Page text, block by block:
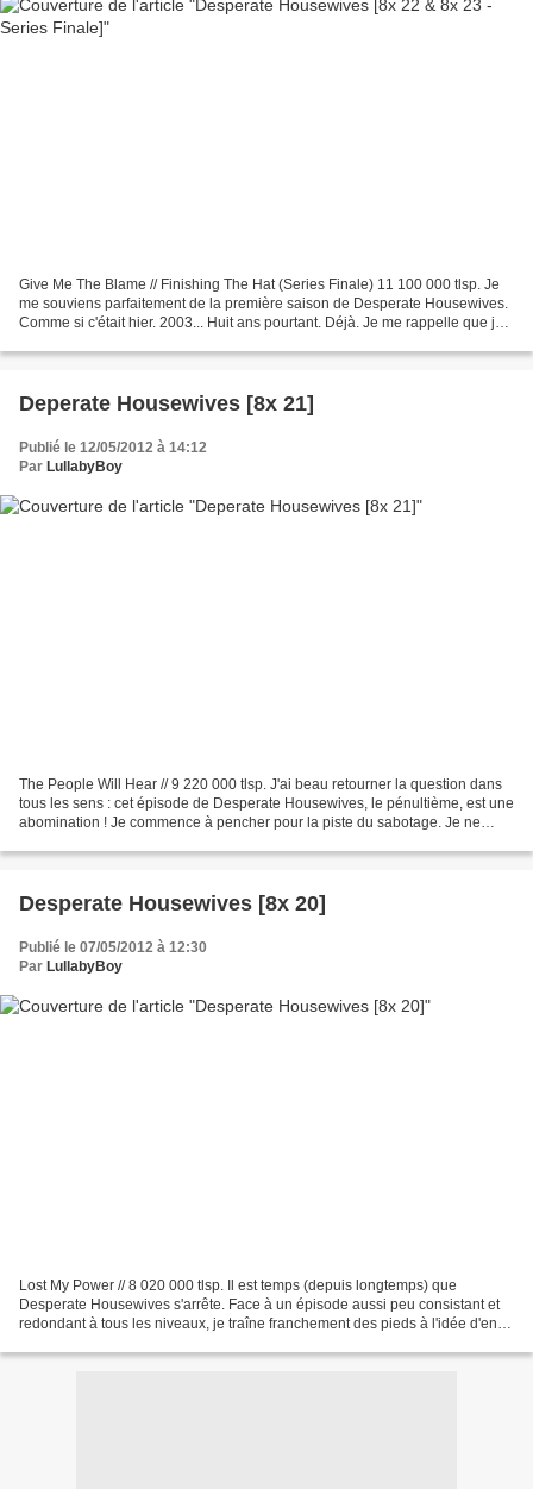
Give Me The Blame // Finishing The Hat (Series Finale) 11 100 000 tlsp. Je
me souviens parfaitement de la première saison de Desperate Housewives.
Comme si c'était hier. 2003... Huit ans pourtant. Déjà. Je me rappelle que je
Deperate Housewives [8x 21]
Publié le 12/05/2012 à 14:12
Par LullabyBoy
The People Will Hear // 9 220 000 tlsp. J'ai beau retourner la question dans
tous les sens : cet épisode de Desperate Housewives, le pénultième, est une
abomination ! Je commence à pencher pour la piste du sabotage. Je ne
Desperate Housewives [8x 20]
Publié le 07/05/2012 à 12:30
Par LullabyBoy
Lost My Power // 8 020 000 tlsp. Il est temps (depuis longtemps) que
Desperate Housewives s'arrête. Face à un épisode aussi peu consistant et
redondant à tous les niveaux, je traîne franchement des pieds à l'idée d'en